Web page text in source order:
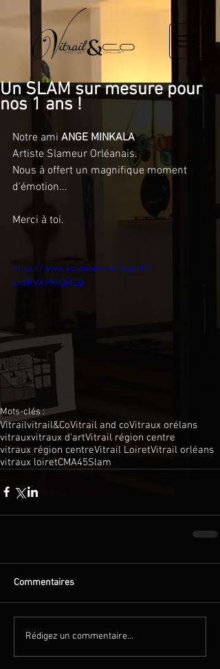
Un SLAM sur mesure pour
nos 1 ans !
Notre ami ANGE MINKALA
Artiste Slameur Orléanais.
Nous à offert un magnifique moment
d'émotion...
Merci à toi.​
https://www.youtube.com/watch?
v=aRVXv9w2MLQ
Mots-clés :
Vitrailvitrail&CoVitrail and coVitraux orélans
vitrauxvitraux d'artVitrail région centre
vitraux région centreVitrail LoiretVitrail orléans
vitraux loiretCMA45Slam
Commentaires
Rédigez un commentaire...